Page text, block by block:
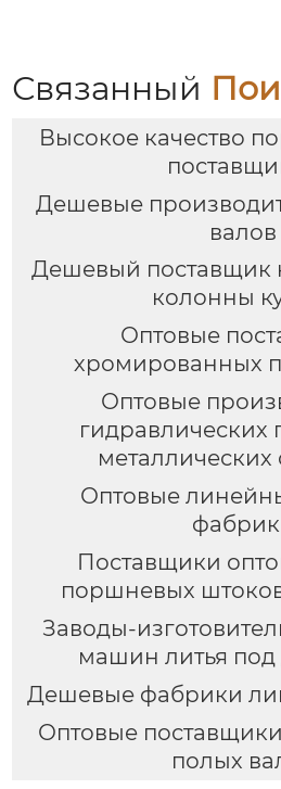
Связанный
Высокое качество
Дешевые
валов
Дешевый поставщик
колонны
Оптовые
хромированных
Оптовые
металлических
Оптовые
Поставщики
поршневых
Заводы-
машин литья
Дешевые фабрики
Оптовые
полых